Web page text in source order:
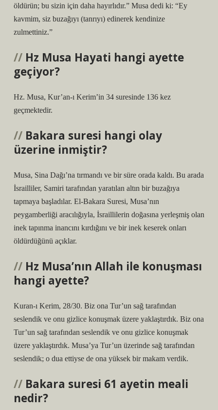
öldürün; bu sizin için daha hayırlıdır.” Musa dedi ki: “Ey
kavmim, siz buzağıyı (tanrıyı) edinerek kendinize
zulmettiniz.”
Hz Musa Hayati hangi ayette
geçiyor?
Hz. Musa, Kur’an-ı Kerim’in 34 suresinde 136 kez
geçmektedir.
Bakara suresi hangi olay
üzerine inmiştir?
Musa, Sina Dağı’na tırmandı ve bir süre orada kaldı. Bu arada
İsrailliler, Samiri tarafından yaratılan altın bir buzağıya
tapmaya başladılar. El-Bakara Suresi, Musa’nın
peygamberliği aracılığıyla, İsraillilerin doğasına yerleşmiş olan
inek tapınma inancını kırdığını ve bir inek keserek onları
öldürdüğünü açıklar.
Hz Musa’nın Allah ile konuşması
hangi ayette?
Kuran-ı Kerim, 28/30. Biz ona Tur’un sağ tarafından
seslendik ve onu gizlice konuşmak üzere yaklaştırdık. Biz ona
Tur’un sağ tarafından seslendik ve onu gizlice konuşmak
üzere yaklaştırdık. Musa’ya Tur’un üzerinde sağ tarafından
seslendik; o dua ettiyse de ona yüksek bir makam verdik.
Bakara suresi 61 ayetin meali
nedir?